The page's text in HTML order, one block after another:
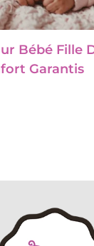
Bébé Fille
Garantis